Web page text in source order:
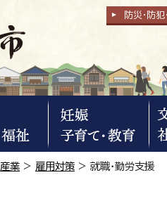
防災・防犯・
産業 > 雇用対策 > 就職・勤労支援